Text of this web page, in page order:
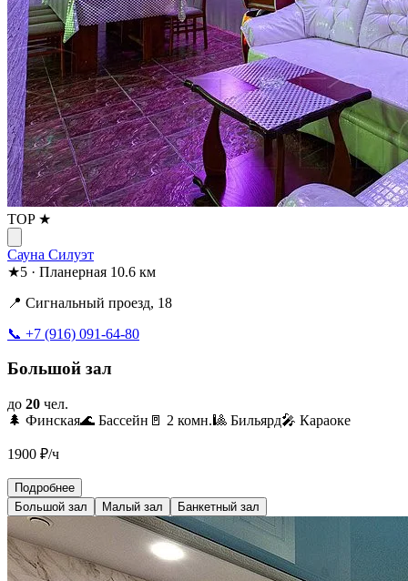
TOP ★
Сауна Силуэт
★5 · Планерная 10.6 км
📍 Сигнальный проезд, 18
📞 +7 (916) 091-64-80
Большой зал
до 20 чел.
🌲 Финская🌊 Бассейн 🚪 2 комн.🎱 Бильярд🎤 Караоке
1900 ₽/ч
Подробнее
Большой зал
Малый зал Банкетный зал